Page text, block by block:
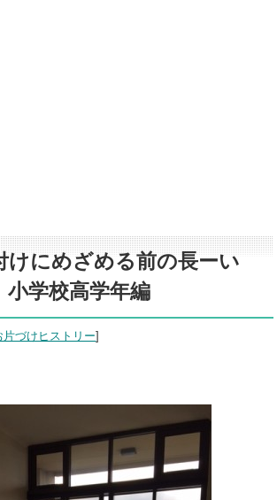
けにめざめる前の長ーい
小学校高学年編
片づけヒストリー